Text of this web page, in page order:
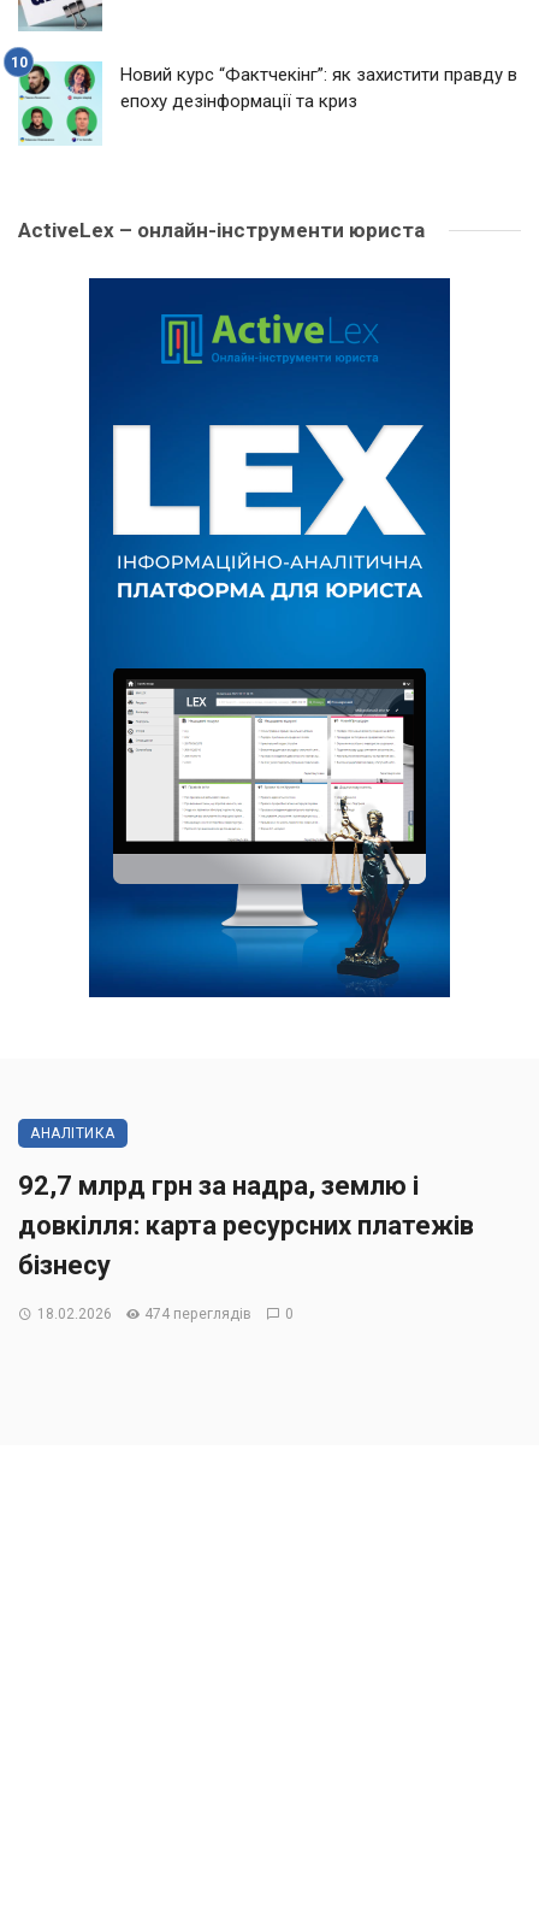
Новий курс “Фактчекінг”: як захистити правду в
епоху дезінформації та криз
ActiveLex – онлайн-інструменти юриста
АНАЛІТИКА
92,7 млрд грн за надра, землю і
довкілля: карта ресурсних платежів
бізнесу
18.02.2026 474 переглядів 0